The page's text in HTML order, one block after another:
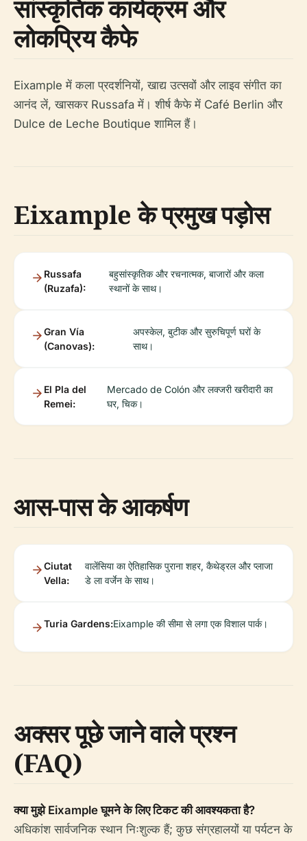
सांस्कृतिक कार्यक्रम और
लोकप्रिय कैफे
Eixample में कला प्रदर्शनियों, खाद्य उत्सवों और लाइव संगीत का
आनंद लें, खासकर Russafa में। शीर्ष कैफे में Café Berlin और
Dulce de Leche Boutique शामिल हैं।
Eixample के प्रमुख पड़ोस
Russafa
(Ruzafa):
बहुसांस्कृतिक और रचनात्मक, बाजारों और कला
स्थानों के साथ।
Gran Vía
(Canovas):
अपस्केल, बुटीक और सुरुचिपूर्ण घरों के
साथ।
El Pla del
Remei:
Mercado de Colón और लक्जरी खरीदारी का
घर, चिक।
आस-पास के आकर्षण
Ciutat
Vella:
वालेंसिया का ऐतिहासिक पुराना शहर, कैथेड्रल और प्लाजा
डे ला वर्जेन के साथ।
Turia Gardens:Eixample की सीमा से लगा एक विशाल पार्क।
अक्सर पूछे जाने वाले प्रश्न
(FAQ)
क्या मुझे Eixample घूमने के लिए टिकट की आवश्यकता है?
अधिकांश सार्वजनिक स्थान निःशुल्क हैं; कुछ संग्रहालयों या पर्यटन के